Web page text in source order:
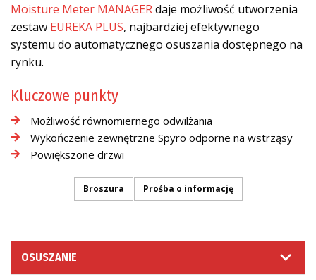
Moisture Meter MANAGERdaje możliwość utworzenia
zestaw EUREKA PLUS, najbardziej efektywnego
systemu do automatycznego osuszania dostępnego na
rynku.
Kluczowe punkty
Możliwość równomiernego odwilżania
Wykończenie zewnętrzne Spyro odporne na wstrząsy
Powiększone drzwi
Broszura Prośba o informację
OSUSZANIE